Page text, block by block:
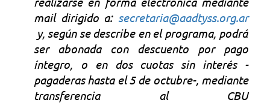
mail dirigido a: secretaria@aadtyss.org.ar
y, según se describe en el programa, podrá
ser abonada con descuento por pago
íntegro, o en dos cuotas sin interés -
pagaderas hasta el 5 de octubre-, mediante
transferencia al CBU